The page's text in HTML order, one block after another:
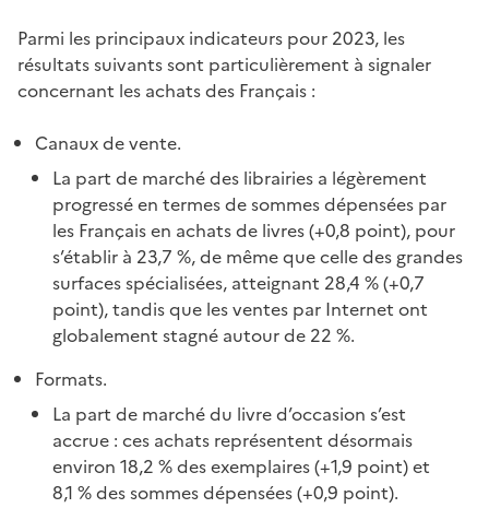
Parmi les principaux indicateurs pour 2023, les
résultats suivants sont particulièrement à signaler
concernant les achats des Français :
Canaux de vente.
La part de marché des librairies a légèrement
progressé en termes de sommes dépensées par
les Français en achats de livres (+0,8 point), pour
s’établir à 23,7 %, de même que celle des grandes
surfaces spécialisées, atteignant 28,4 % (+0,7
point), tandis que les ventes par Internet ont
globalement stagné autour de 22 %.
Formats.
La part de marché du livre d’occasion s’est
accrue : ces achats représentent désormais
environ 18,2 % des exemplaires (+1,9 point) et
8,1 % des sommes dépensées (+0,9 point).